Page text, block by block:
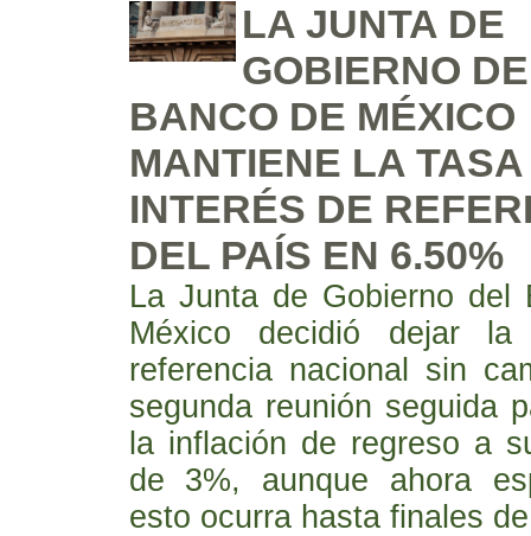
LA JUNTA DE
GOBIERNO
BANCO DE MÉXICO
MANTIENE LA
INTERÉS DE
DEL PAÍS EN 6.50%
La Junta de Gobierno del
México decidió dejar
referencia nacional sin
segunda reunión seguida
la inflación de regreso a
de 3%, aunque ahora
esto ocurra hasta finales